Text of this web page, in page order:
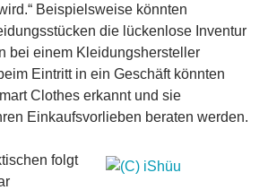
Beispielsweise könnten
die lückenlose Inventur
bei einem Kleidungshersteller
Eintritt in ein Geschäft könnten
Clothes erkannt und sie
Einkaufsvorlieben beraten werden.
folgt